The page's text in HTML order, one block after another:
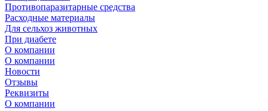
Противопаразитарные средства
Расходные материалы
Для сельхоз животных
При диабете
О компании
О компании
Новости
Отзывы
Реквизиты
О компании